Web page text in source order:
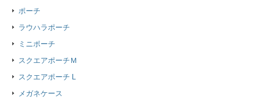
ポーチ
ラウハラポーチ
ミニポーチ
スクエアポーチＭ
スクエアポーチ L
メガネケース